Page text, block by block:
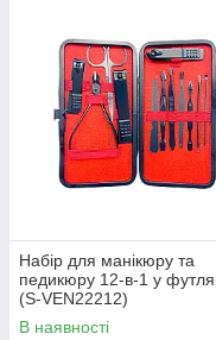
Набір для манікюру та
педикюру 12-в-1 у
(S-VEN22212)
В наявності